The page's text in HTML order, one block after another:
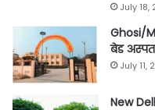
July 18,
Ghosi/
बेड
July 11,
New